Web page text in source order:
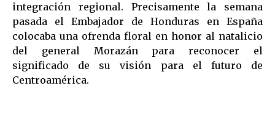
integración regional. Precisamente la semana
pasada el Embajador de Honduras en España
colocaba una ofrenda floral en honor al natalicio
del general Morazán para reconocer el
significado de su visión para el futuro de
Centroamérica.